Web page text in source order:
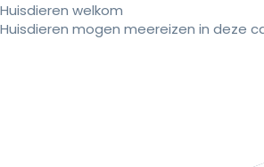
Huisdieren welkom
Huisdieren mogen meereizen in deze